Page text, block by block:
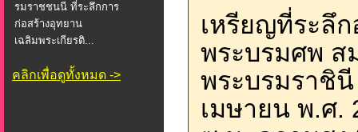
รมราชชนนี ที่ระลึกการ
ก่อสร้างอุทยาน
เฉลิมพระเกียรติ...
คลิกเพื่อดูทั้งหมด ->
เหรียญที่ระลึ
พระบรมศพ ส
พระบรมราชิ
เมษายน พ.ศ.